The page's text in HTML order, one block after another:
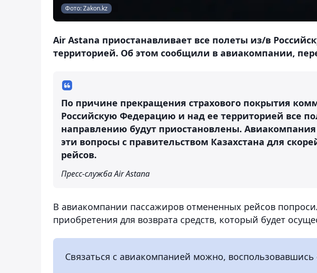
Фото: Zakon.kz
Air Astana приостанавливает все полеты из/в
территорией. Об этом сообщили в авиакомпании,
По причине прекращения страхового покрытия
Российскую Федерацию и над ее территорией все
направлению будут приостановлены.
эти вопросы с правительством Казахстана для
рейсов.
Пресс-служба Air Astana
В авиакомпании пассажиров отмененных рейсов
приобретения для возврата средств, который будет
Связаться с авиакомпанией можно,